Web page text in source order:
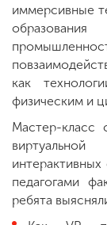
иммерсивные
как
физическим и
Мастер-класс
педагогами
ребята